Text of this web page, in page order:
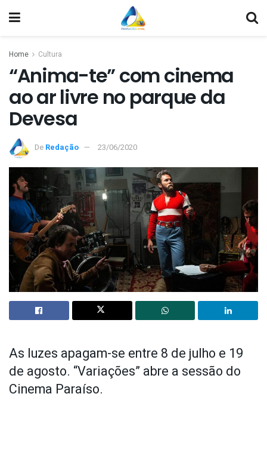
Home Cultura
“Anima-te” com cinema
ao ar livre no parque da
Devesa
De Redação 23/06/2020
As luzes apagam-se entre 8 de julho e 19
de agosto. “Variações” abre a sessão do
Cinema Paraíso.